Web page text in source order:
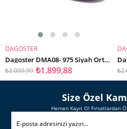
SEPETE EKLE
DAGOSTER
Dagoster DMA08- 975 Siyah Ortopedik Günlük Erkek Deri Ayakkabı
₺1.899,88
₺2.099,99
Size Özel
Hemen Kayıt Ol Fırsatlardan